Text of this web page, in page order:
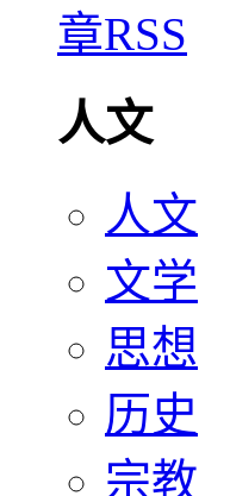
人文
人文
文学
思想
历史
宗教